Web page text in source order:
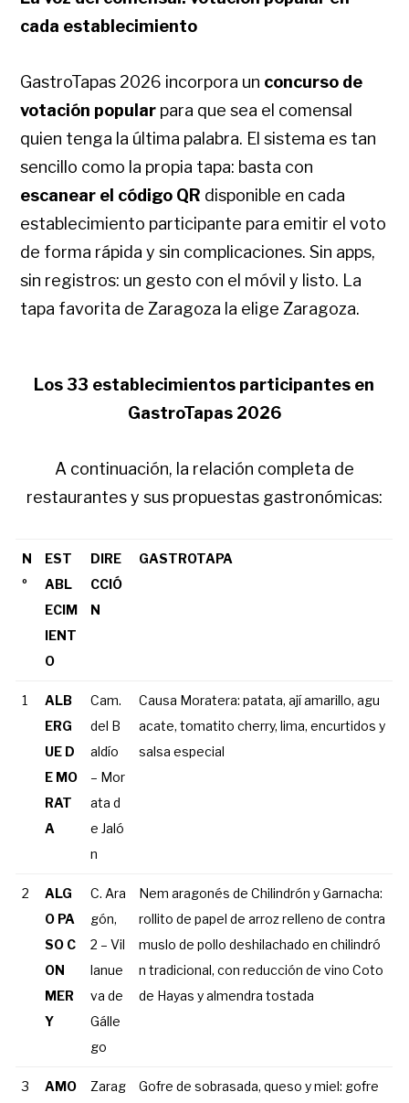
cada establecimiento
GastroTapas 2026 incorpora un concurso de
votación popular para que sea el comensal
quien tenga la última palabra. El sistema es tan
sencillo como la propia tapa: basta con
escanear el código QR disponible en cada
establecimiento participante para emitir el voto
de forma rápida y sin complicaciones. Sin apps,
sin registros: un gesto con el móvil y listo. La
tapa favorita de Zaragoza la elige Zaragoza.
Los 33 establecimientos participantes en
GastroTapas 2026
A continuación, la relación completa de
restaurantes y sus propuestas gastronómicas:
N
º
EST
ABL
ECIM
IENT
O
DIRE
CCIÓ
N
GASTROTAPA
1
ALB
ERG
UE D
E MO
RAT
A
Cam.
del B
aldío
– Mor
ata d
e Jaló
n
Causa Moratera: patata, ají amarillo, agu
acate, tomatito cherry, lima, encurtidos y
salsa especial
2
ALG
O PA
SO C
ON
MER
Y
C. Ara
gón,
2 – Vil
lanue
va de
Gálle
go
Nem aragonés de Chilindrón y Garnacha:
rollito de papel de arroz relleno de contra
muslo de pollo deshilachado en chilindró
n tradicional, con reducción de vino Coto
de Hayas y almendra tostada
3
AMO
Zarag
Gofre de sobrasada, queso y miel: gofre